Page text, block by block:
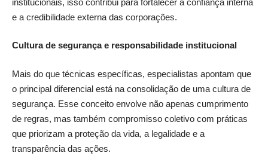
institucionais, isso contribui para fortalecer a confiança interna
e a credibilidade externa das corporações.
Cultura de segurança e responsabilidade institucional
Mais do que técnicas específicas, especialistas apontam que
o principal diferencial está na consolidação de uma cultura de
segurança. Esse conceito envolve não apenas cumprimento
de regras, mas também compromisso coletivo com práticas
que priorizam a proteção da vida, a legalidade e a
transparência das ações.